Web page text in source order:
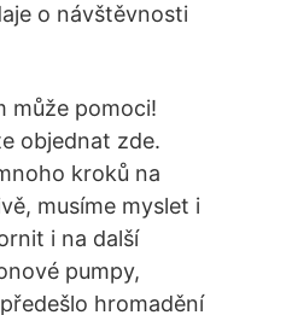
o návštěvnosti
může pomoci!
objednat zde.
kroků na
musíme myslet i
i na další
pumpy,
hromadění